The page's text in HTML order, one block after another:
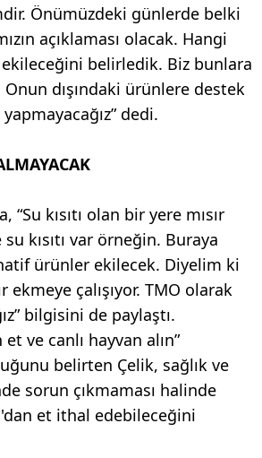
Önümüzdeki günlerde belki
açıklaması olacak. Hangi
belirledik. Biz bunlara
dışındaki ürünlere destek
dedi.
“Su kısıtı olan bir yere mısır
kısıtı var örneğin. Buraya
ürünler ekilecek. Diyelim ki
ekmeye çalışıyor. TMO olarak
bilgisini de paylaştı.
et ve canlı hayvan alın”
belirten Çelik, sağlık ve
sorun çıkmaması halinde
et ithal edebileceğini